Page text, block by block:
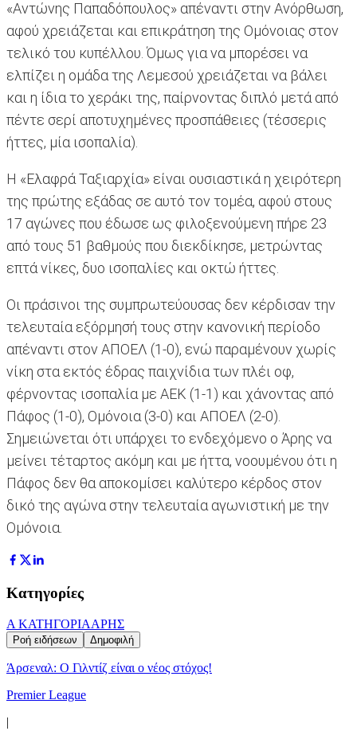
«Αντώνης Παπαδόπουλος» απέναντι στην Ανόρθωση,
αφού χρειάζεται και επικράτηση της Ομόνοιας στον
τελικό του κυπέλλου. Όμως για να μπορέσει να
ελπίζει η ομάδα της Λεμεσού χρειάζεται να βάλει
και η ίδια το χεράκι της, παίρνοντας διπλό μετά από
πέντε σερί αποτυχημένες προσπάθειες (τέσσερις
ήττες, μία ισοπαλία).
Η «Ελαφρά Ταξιαρχία» είναι ουσιαστικά η χειρότερη
της πρώτης εξάδας σε αυτό τον τομέα, αφού στους
17 αγώνες που έδωσε ως φιλοξενούμενη πήρε 23
από τους 51 βαθμούς που διεκδίκησε, μετρώντας
επτά νίκες, δυο ισοπαλίες και οκτώ ήττες.
Οι πράσινοι της συμπρωτεύουσας δεν κέρδισαν την
τελευταία εξόρμησή τους στην κανονική περίοδο
απέναντι στον ΑΠΟΕΛ (1-0), ενώ παραμένουν χωρίς
νίκη στα εκτός έδρας παιχνίδια των πλέι οφ,
φέρνοντας ισοπαλία με ΑΕΚ (1-1) και χάνοντας από
Πάφος (1-0), Ομόνοια (3-0) και ΑΠΟΕΛ (2-0).
Σημειώνεται ότι υπάρχει το ενδεχόμενο ο Άρης να
μείνει τέταρτος ακόμη και με ήττα, νοουμένου ότι η
Πάφος δεν θα αποκομίσει καλύτερο κέρδος στον
δικό της αγώνα στην τελευταία αγωνιστική με την
Ομόνοια.
Κατηγορίες
Α ΚΑΤΗΓΟΡΙΑΑΡΗΣ
Ροή ειδήσεων Δημοφιλή
Άρσεναλ: Ο Γιλντίζ είναι ο νέος στόχος!
Premier League
|